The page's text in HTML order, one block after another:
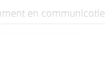
en communicatie